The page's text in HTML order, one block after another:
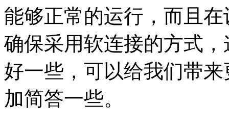
能够正常的运行，而且
确保采用软连接的方式
好一些，可以给我们带
加简答一些。